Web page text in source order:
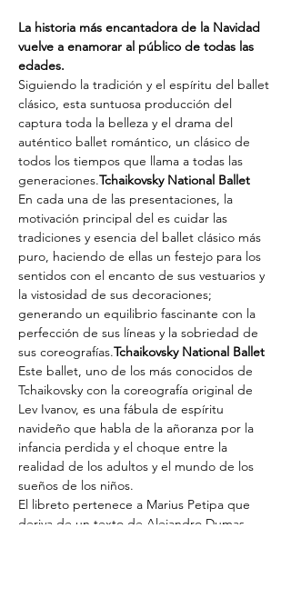
La historia más encantadora de la Navidad
vuelve a enamorar al público de todas las
edades.
Siguiendo la tradición y el espíritu del ballet
clásico, esta suntuosa producción del
captura toda la belleza y el drama del
auténtico ballet romántico, un clásico de
todos los tiempos que llama a todas las
generaciones.Tchaikovsky National Ballet
En cada una de las presentaciones, la
motivación principal del es cuidar las
tradiciones y esencia del ballet clásico más
puro, haciendo de ellas un festejo para los
sentidos con el encanto de sus vestuarios y
la vistosidad de sus decoraciones;
generando un equilibrio fascinante con la
perfección de sus líneas y la sobriedad de
sus coreografías.Tchaikovsky National Ballet
Este ballet, uno de los más conocidos de
Tchaikovsky con la coreografía original de
Lev Ivanov, es una fábula de espíritu
navideño que habla de la añoranza por la
infancia perdida y el choque entre la
realidad de los adultos y el mundo de los
sueños de los niños.
El libreto pertenece a Marius Petipa que
deriva de un texto de Alejandro Dumas